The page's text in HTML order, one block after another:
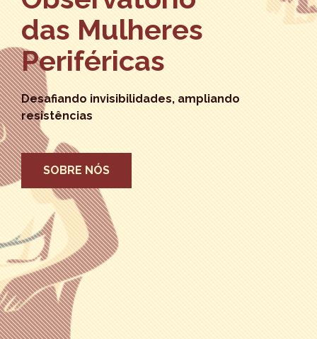
das Mulheres
Periféricas
Desafiando invisibilidades, ampliando
resistências
SOBRE NÓS